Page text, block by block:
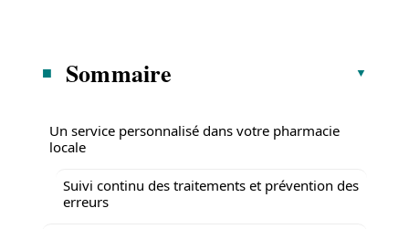
Sommaire
Un service personnalisé dans votre pharmacie
locale
Suivi continu des traitements et prévention des
erreurs